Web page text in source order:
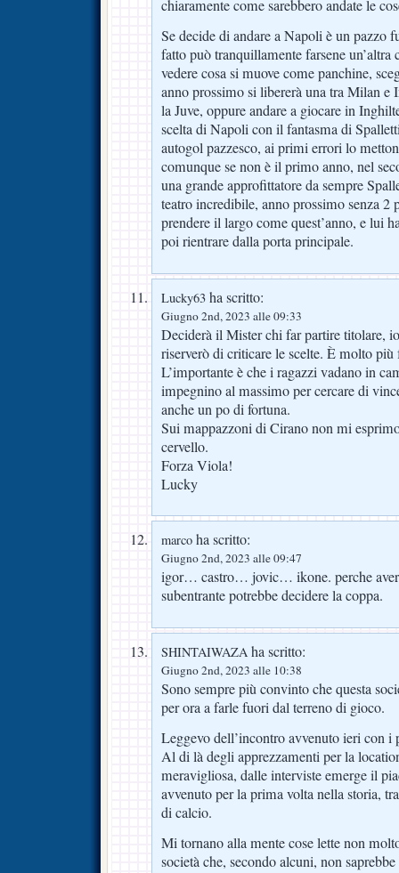
chiaramente come sarebbero andate le
Se decide di andare a Napoli è un pazzo
fatto può tranquillamente farsene un’altra
vedere cosa si muove come panchine,
anno prossimo si libererà una tra Milan e
la Juve, oppure andare a giocare in
scelta di Napoli con il fantasma di
autogol pazzesco, ai primi errori lo
comunque se non è il primo anno, nel
una grande approfittatore da sempre
teatro incredibile, anno prossimo senza 2
prendere il largo come quest’anno, e lui
poi rientrare dalla porta principale.
Lucky63 ha scritto:
Giugno 2nd, 2023 alle 09:33
Deciderà il Mister chi far partire titolare,
riserverò di criticare le scelte. È molto più
L’importante è che i ragazzi vadano in
impegnino al massimo per cercare di
anche un po di fortuna.
Sui mappazzoni di Cirano non mi
cervello.
Forza Viola!
Lucky
marco ha scritto:
Giugno 2nd, 2023 alle 09:47
igor… castro… jovic… ikone. perche
subentrante potrebbe decidere la coppa.
SHINTAIWAZA ha scritto:
Giugno 2nd, 2023 alle 10:38
Sono sempre più convinto che questa
per ora a farle fuori dal terreno di gioco.
Leggevo dell’incontro avvenuto ieri con
Al di là degli apprezzamenti per la
meravigliosa, dalle interviste emerge il
avvenuto per la prima volta nella storia,
di calcio.
Mi tornano alla mente cose lette non
società che, secondo alcuni, non